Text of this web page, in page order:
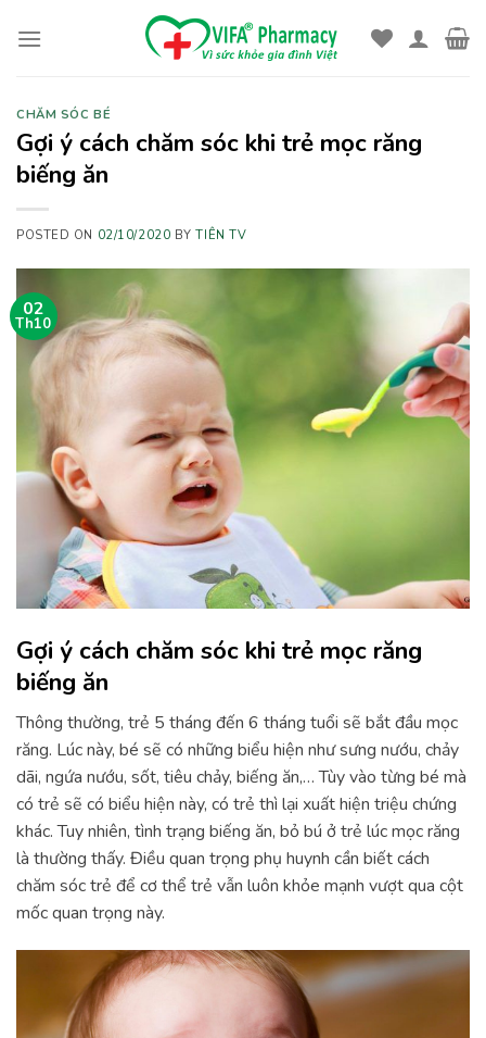
CHĂM SÓC BÉ
Gợi ý cách chăm sóc khi trẻ mọc răng
biếng ăn
POSTED ON 02/10/2020 BYTIÊN TV
02
Th10
Gợi ý cách chăm sóc khi trẻ mọc răng
biếng ăn
Thông thường, trẻ 5 tháng đến 6 tháng tuổi sẽ bắt đầu mọc
răng. Lúc này, bé sẽ có những biểu hiện như sưng nướu, chảy
dãi, ngứa nướu, sốt, tiêu chảy, biếng ăn,… Tùy vào từng bé mà
có trẻ sẽ có biểu hiện này, có trẻ thì lại xuất hiện triệu chứng
khác. Tuy nhiên, tình trạng biếng ăn, bỏ bú ở trẻ lúc mọc răng
là thường thấy. Điều quan trọng phụ huynh cần biết cách
chăm sóc trẻ để cơ thể trẻ vẫn luôn khỏe mạnh vượt qua cột
mốc quan trọng này.